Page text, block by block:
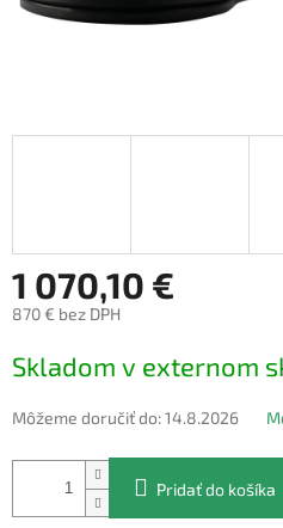
1 070,10 €
870 € bez DPH
cena:
Skladom v externom
Môžeme doručiť do:14.8.2026
Pridať do košíka